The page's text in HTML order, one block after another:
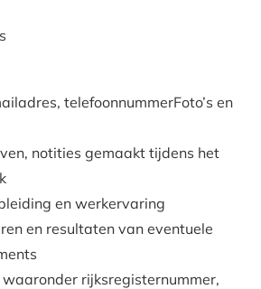
telefoonnummerFoto’s en
notities gemaakt tijdens het
en werkervaring
en resultaten van eventuele
rijksregisternummer,